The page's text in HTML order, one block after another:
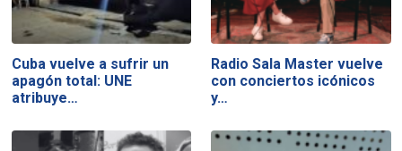
Cuba vuelve a sufrir un
apagón total: UNE
atribuye…
Radio Sala Master vuelve
con conciertos icónicos
y…